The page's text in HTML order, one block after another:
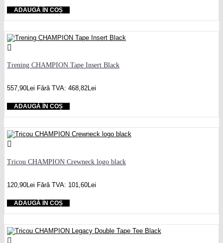
ADAUGĂ ÎN COȘ
Trening CHAMPION Tape Insert Black
557,90Lei Fără TVA: 468,82Lei
ADAUGĂ ÎN COȘ
Tricou CHAMPION Crewneck logo black
120,90Lei Fără TVA: 101,60Lei
ADAUGĂ ÎN COȘ